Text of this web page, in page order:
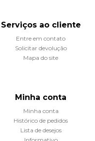
Serviços ao cliente
Entre em contato
Solicitar devolução
Mapa do site
Minha conta
Minha conta
Histórico de pedidos
Lista de desejos